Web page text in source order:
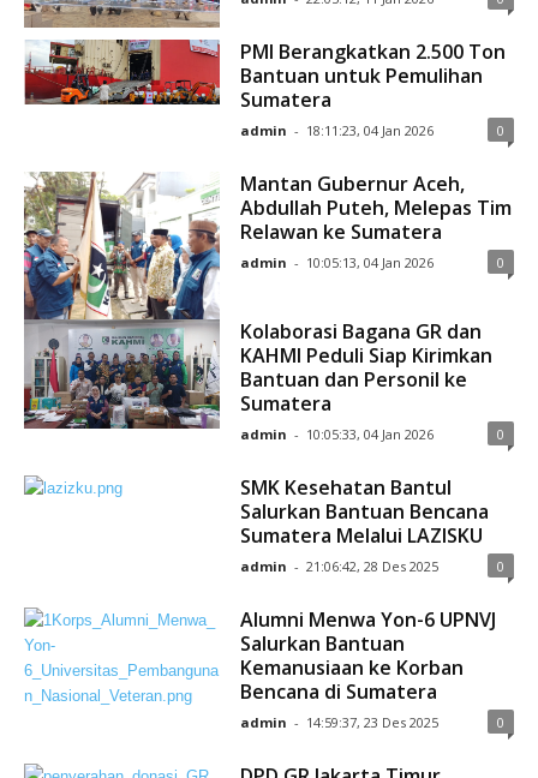
PMI Berangkatkan 2.500 Ton
Bantuan untuk Pemulihan
Sumatera
admin - 18:11:23, 04 Jan 2026 0
Mantan Gubernur Aceh,
Abdullah Puteh, Melepas Tim
Relawan ke Sumatera
admin - 10:05:13, 04 Jan 2026 0
Kolaborasi Bagana GR dan
KAHMI Peduli Siap Kirimkan
Bantuan dan Personil ke
Sumatera
admin - 10:05:33, 04 Jan 2026 0
SMK Kesehatan Bantul
Salurkan Bantuan Bencana
Sumatera Melalui LAZISKU
admin - 21:06:42, 28 Des 2025 0
Alumni Menwa Yon-6 UPNVJ
Salurkan Bantuan
Kemanusiaan ke Korban
Bencana di Sumatera
admin - 14:59:37, 23 Des 2025 0